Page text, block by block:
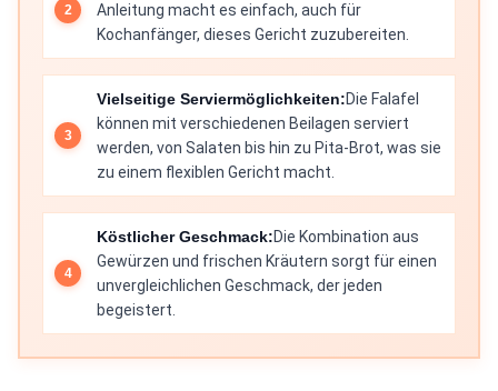
Anleitung macht es einfach, auch für
Kochanfänger, dieses Gericht zuzubereiten.
Vielseitige Serviermöglichkeiten:Die Falafel
können mit verschiedenen Beilagen serviert
werden, von Salaten bis hin zu Pita-Brot, was sie
zu einem flexiblen Gericht macht.
Köstlicher Geschmack:Die Kombination aus
Gewürzen und frischen Kräutern sorgt für einen
unvergleichlichen Geschmack, der jeden
begeistert.